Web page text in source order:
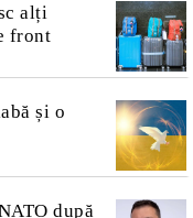
alți
front
și o
după